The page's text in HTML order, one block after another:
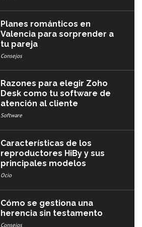
Planes románticos en
Valencia para sorprender a
tu pareja
Consejos
Razones para elegir Zoho
Desk como tu software de
atención al cliente
Software
Características de los
reproductores HiBy y sus
principales modelos
Ocio
Cómo se gestiona una
herencia sin testamento
Consejos